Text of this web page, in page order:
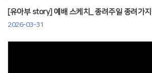
[유아부 story] 예배 스케치_ 종려주일 종려가
2026-03-31